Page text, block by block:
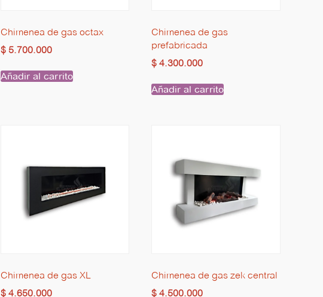
Chimenea de gas octax
$5.700.000
Añadir al carrito
Chimenea de gas
prefabricada
$ 4.300.000
Añadir al carrito
Chimenea de gas XL
$4.650.000
Chimenea de gas zek central
$ 4.500.000